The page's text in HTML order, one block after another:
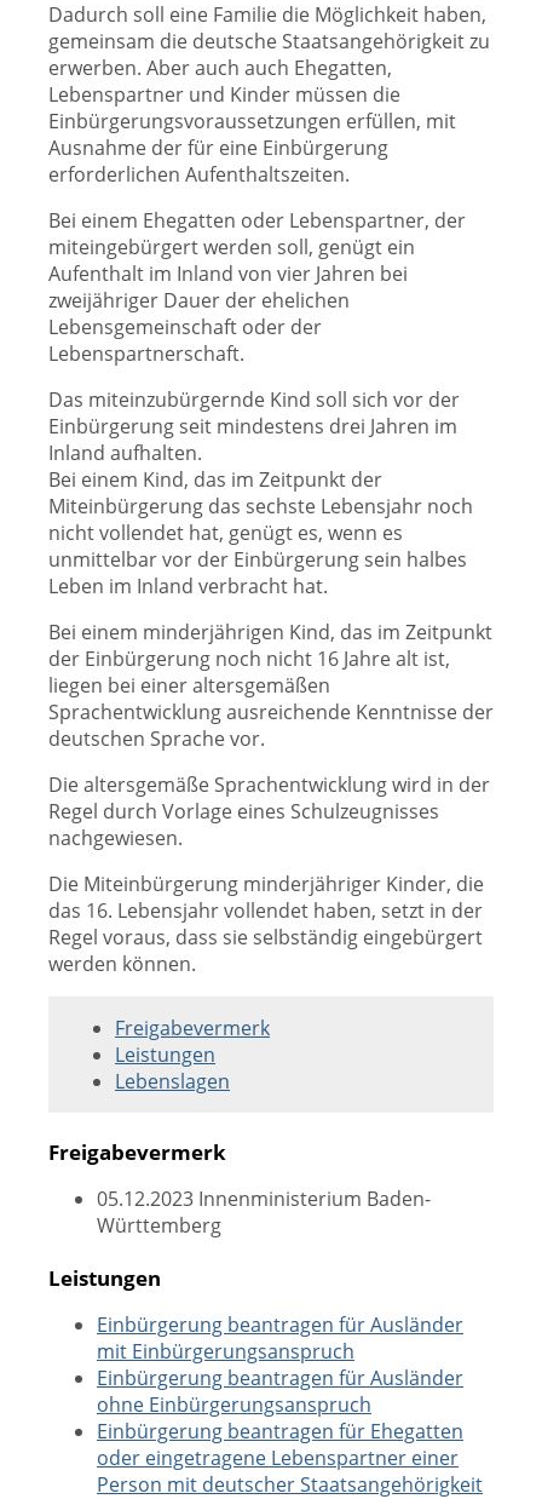
Dadurch soll eine Familie die Möglichkeit haben,
gemeinsam die deutsche Staatsangehörigkeit zu
erwerben. Aber auch auch Ehegatten,
Lebenspartner und Kinder müssen die
Einbürgerungsvoraussetzungen erfüllen, mit
Ausnahme der für eine Einbürgerung
erforderlichen Aufenthaltszeiten.
Bei einem Ehegatten oder Lebenspartner, der
miteingebürgert werden soll, genügt ein
Aufenthalt im Inland von vier Jahren bei
zweijähriger Dauer der ehelichen
Lebensgemeinschaft oder der
Lebenspartnerschaft.
Das miteinzubürgernde Kind soll sich vor der
Einbürgerung seit mindestens drei Jahren im
Inland aufhalten.
Bei einem Kind, das im Zeitpunkt der
Miteinbürgerung das sechste Lebensjahr noch
nicht vollendet hat, genügt es, wenn es
unmittelbar vor der Einbürgerung sein halbes
Leben im Inland verbracht hat.
Bei einem minderjährigen Kind, das im Zeitpunkt
der Einbürgerung noch nicht 16 Jahre alt ist,
liegen bei einer altersgemäßen
Sprachentwicklung ausreichende Kenntnisse der
deutschen Sprache vor.
Die altersgemäße Sprachentwicklung wird in der
Regel durch Vorlage eines Schulzeugnisses
nachgewiesen.
Die Miteinbürgerung minderjähriger Kinder, die
das 16. Lebensjahr vollendet haben, setzt in der
Regel voraus, dass sie selbständig eingebürgert
werden können.
Freigabevermerk
Leistungen
Lebenslagen
Freigabevermerk
05.12.2023 Innenministerium Baden-
Württemberg
Leistungen
Einbürgerung beantragen für Ausländer
mit Einbürgerungsanspruch
Einbürgerung beantragen für Ausländer
ohne Einbürgerungsanspruch
Einbürgerung beantragen für Ehegatten
oder eingetragene Lebenspartner einer
Person mit deutscher Staatsangehörigkeit